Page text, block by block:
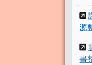
源
書